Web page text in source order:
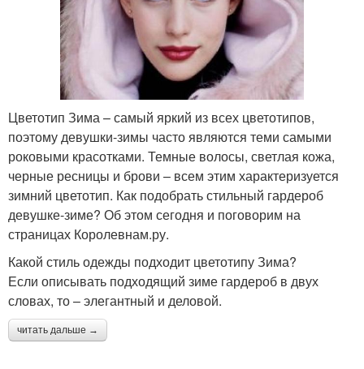
Цветотип Зима – самый яркий из всех цветотипов,
поэтому девушки-зимы часто являются теми самыми
роковыми красотками. Темные волосы, светлая кожа,
черные ресницы и брови – всем этим характеризуется
зимний цветотип. Как подобрать стильный гардероб
девушке-зиме? Об этом сегодня и поговорим на
страницах Королевнам.ру.
Какой стиль одежды подходит цветотипу Зима?
Если описывать подходящий зиме гардероб в двух
словах, то – элегантный и деловой.
читать дальше →